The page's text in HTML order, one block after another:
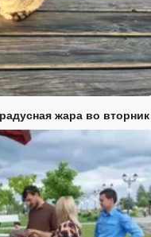
жара во вторник